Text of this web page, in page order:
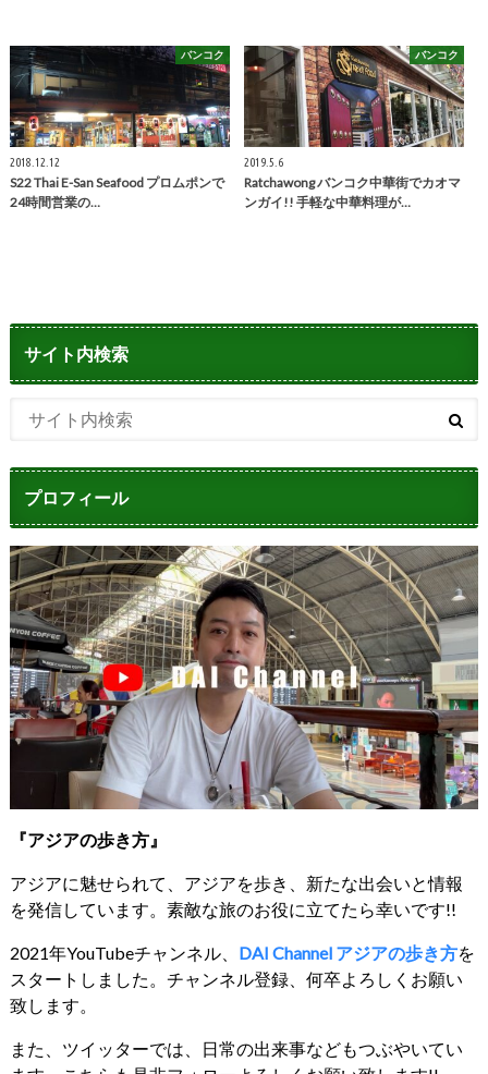
バンコク
2018.12.12
S22 Thai E-San Seafood プロムポンで
24時間営業の…
バンコク
2019.5.6
Ratchawong バンコク中華街でカオマ
ンガイ!! 手軽な中華料理が…
サイト内検索
プロフィール
『アジアの歩き方』
アジアに魅せられて、アジアを歩き、新たな出会いと情報
を発信しています。素敵な旅のお役に立てたら幸いです!!
2021年YouTubeチャンネル、 DAI Channel アジアの歩き方を
スタートしました。チャンネル登録、何卒よろしくお願い
致します。
また、ツイッターでは、日常の出来事などもつぶやいてい